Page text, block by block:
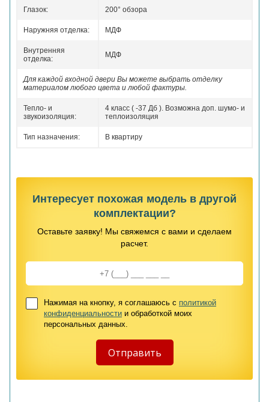
Глазок: 200° обзора
Наружняя отделка: МДФ
Внутренняя
отделка:
МДФ
Для каждой входной двери Вы можете выбрать отделку
материалом любого цвета и любой фактуры.
Тепло- и
звукоизоляция:
4 класс ( -37 Дб ). Возможна доп. шумо- и
теплоизоляция
Тип назначения: В квартиру
Интересует похожая модель в другой
комплектации?
Оставьте заявку! Мы свяжемся с вами и сделаем
расчет.
Нажимая на кнопку, я соглашаюсь с политикой
конфиденциальности и обработкой моих
персональных данных.